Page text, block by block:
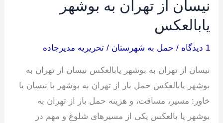
نیسان از تهران به بوشهر
یابالعکس
1 دیدگاه / حمل به شهرستان /تحریریه مدیرجاده
نیسان از تهران به بوشهر یابالعکس نیسان از تهران به
بوشهر یابالعکس حمل بار از تهران به بوشهر با نیسان یا
خاور: مسیر، مسافت، و هزینه حمل بار از تهران به
بوشهر یا بالعکس یکی از مسیرهای شلوغ و مهم در